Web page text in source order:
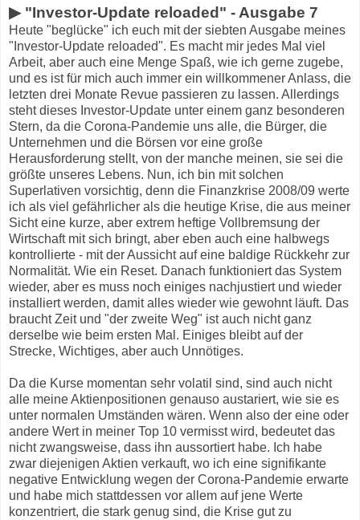
▶ "Investor-Update reloaded" - Ausgabe 7
Heute "beglücke" ich euch mit der siebten Ausgabe meines
"Investor-Update reloaded". Es macht mir jedes Mal viel
Arbeit, aber auch eine Menge Spaß, wie ich gerne zugebe,
und es ist für mich auch immer ein willkommener Anlass, die
letzten drei Monate Revue passieren zu lassen. Allerdings
steht dieses Investor-Update unter einem ganz besonderen
Stern, da die Corona-Pandemie uns alle, die Bürger, die
Unternehmen und die Börsen vor eine große
Herausforderung stellt, von der manche meinen, sie sei die
größte unseres Lebens. Nun, ich bin mit solchen
Superlativen vorsichtig, denn die Finanzkrise 2008/09 werte
ich als viel gefährlicher als die heutige Krise, die aus meiner
Sicht eine kurze, aber extrem heftige Vollbremsung der
Wirtschaft mit sich bringt, aber eben auch eine halbwegs
kontrollierte - mit der Aussicht auf eine baldige Rückkehr zur
Normalität. Wie ein Reset. Danach funktioniert das System
wieder, aber es muss noch einiges nachjustiert und wieder
installiert werden, damit alles wieder wie gewohnt läuft. Das
braucht Zeit und "der zweite Weg" ist auch nicht ganz
derselbe wie beim ersten Mal. Einiges bleibt auf der
Strecke, Wichtiges, aber auch Unnötiges.
Da die Kurse momentan sehr volatil sind, sind auch nicht
alle meine Aktienpositionen genauso austariert, wie sie es
unter normalen Umständen wären. Wenn also der eine oder
andere Wert in meiner Top 10 vermisst wird, bedeutet das
nicht zwangsweise, dass ihn aussortiert habe. Ich habe
zwar diejenigen Aktien verkauft, wo ich eine signifikante
negative Entwicklung wegen der Corona-Pandemie erwarte
und habe mich stattdessen vor allem auf jene Werte
konzentriert, die stark genug sind, die Krise gut zu